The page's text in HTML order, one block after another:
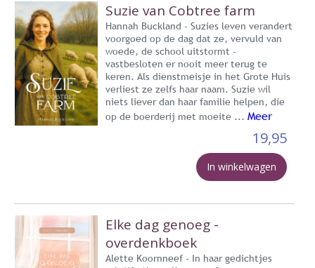
Suzie van Cobtree farm
Hannah Buckland - Suzies leven verandert
voorgoed op de dag dat ze, vervuld van
woede, de school uitstormt -
vastbesloten er nooit meer terug te
keren. Als dienstmeisje in het Grote Huis
verliest ze zelfs haar naam. Suzie wil
niets liever dan haar familie helpen, die
op de boerderij met moeite ... Meer
19,95
In winkelwagen
Elke dag genoeg -
overdenkboek
Alette Koornneef - In haar gedichtjes